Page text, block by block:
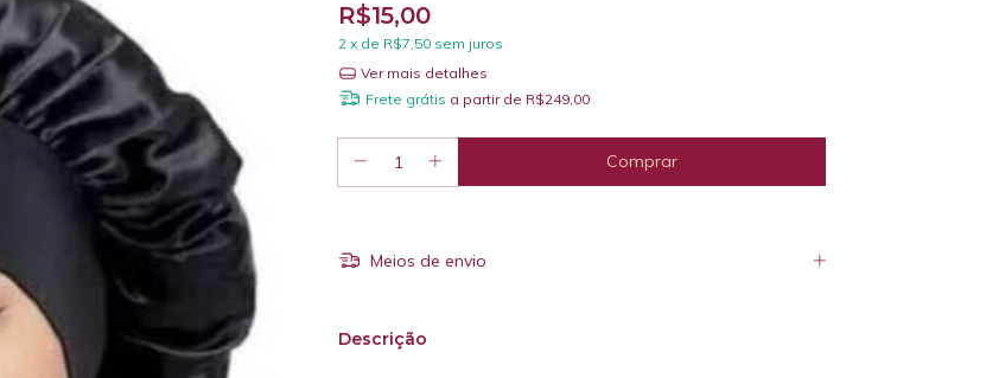
R$15,00
2 x de R$7,50 sem juros
Ver mais detalhes
Frete grátis a partir de R$249,00
Meios de envio
Descrição